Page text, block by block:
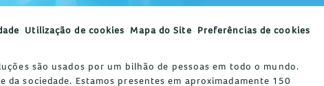
Utilização de cookies Mapa do Site Preferências de cookies
são usados por um bilhão de pessoas em todo o mundo.
sociedade. Estamos presentes em aproximadamente 150